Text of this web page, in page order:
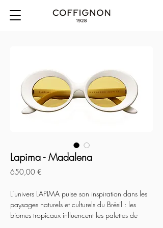
Lapima - Madalena
650,00 €
L’univers LAPIMA puise son inspiration dans les
paysages naturels et culturels du Brésil : les
biomes tropicaux influencent les palettes de